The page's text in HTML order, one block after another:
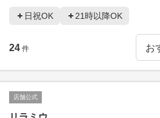
日祝OK 21時以降OK
24 件
店舗公式